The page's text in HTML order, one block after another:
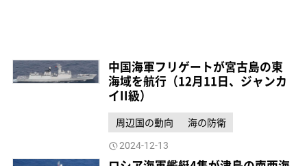
中国海軍フリゲートが宮古島の東
海域を航行（12月11日、ジャンカ
イII級）
周辺国の動向 海の防衛
2024-12-13